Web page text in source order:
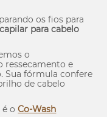
os fios para
para cabelo
o
ressecamento e
Sua fórmula confere
de cabelo
é oCo-Wash